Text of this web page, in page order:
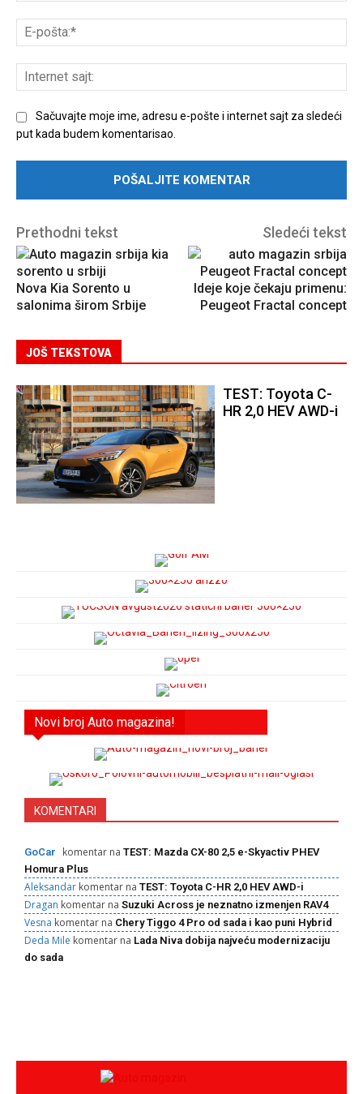
Sačuvajte moje ime, adresu e-pošte i internet sajt za sledeći
put kada budem komentarisao.
Prethodni tekst
Nova Kia Sorento u
salonima širom Srbije
Sledeći tekst
Ideje koje čekaju primenu:
Peugeot Fractal concept
JOŠ TEKSTOVA
TEST: Toyota C-
HR 2,0 HEV AWD-i
Novi broj Auto magazina!
KOMENTARI
GoCar komentar na TEST: Mazda CX-80 2,5 e-Skyactiv PHEV
Homura Plus
Aleksandar komentar na TEST: Toyota C-HR 2,0 HEV AWD-i
Dragan komentar na Suzuki Across je neznatno izmenjen RAV4
Vesna komentar na Chery Tiggo 4 Pro od sada i kao puni Hybrid
Deda Mile komentar na Lada Niva dobija najveću modernizaciju
do sada